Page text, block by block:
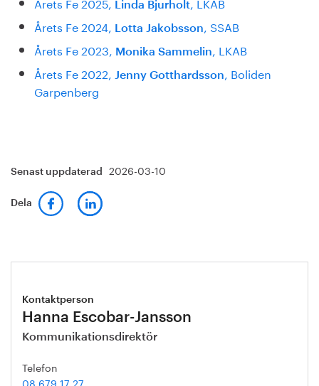
Linda Bjurholt
Årets Fe 2024,
Lotta Jakobsson, SSAB
Årets Fe 2023, Monika Sammelin, LKAB
Årets Fe 2022, Jenny Gotthardsson, Boliden
Garpenberg
Senast uppdaterad 2026-03-10
Dela
Kontaktperson
Hanna Escobar-Jansson
Kommunikationsdirektör
Telefon
08 679 17 27